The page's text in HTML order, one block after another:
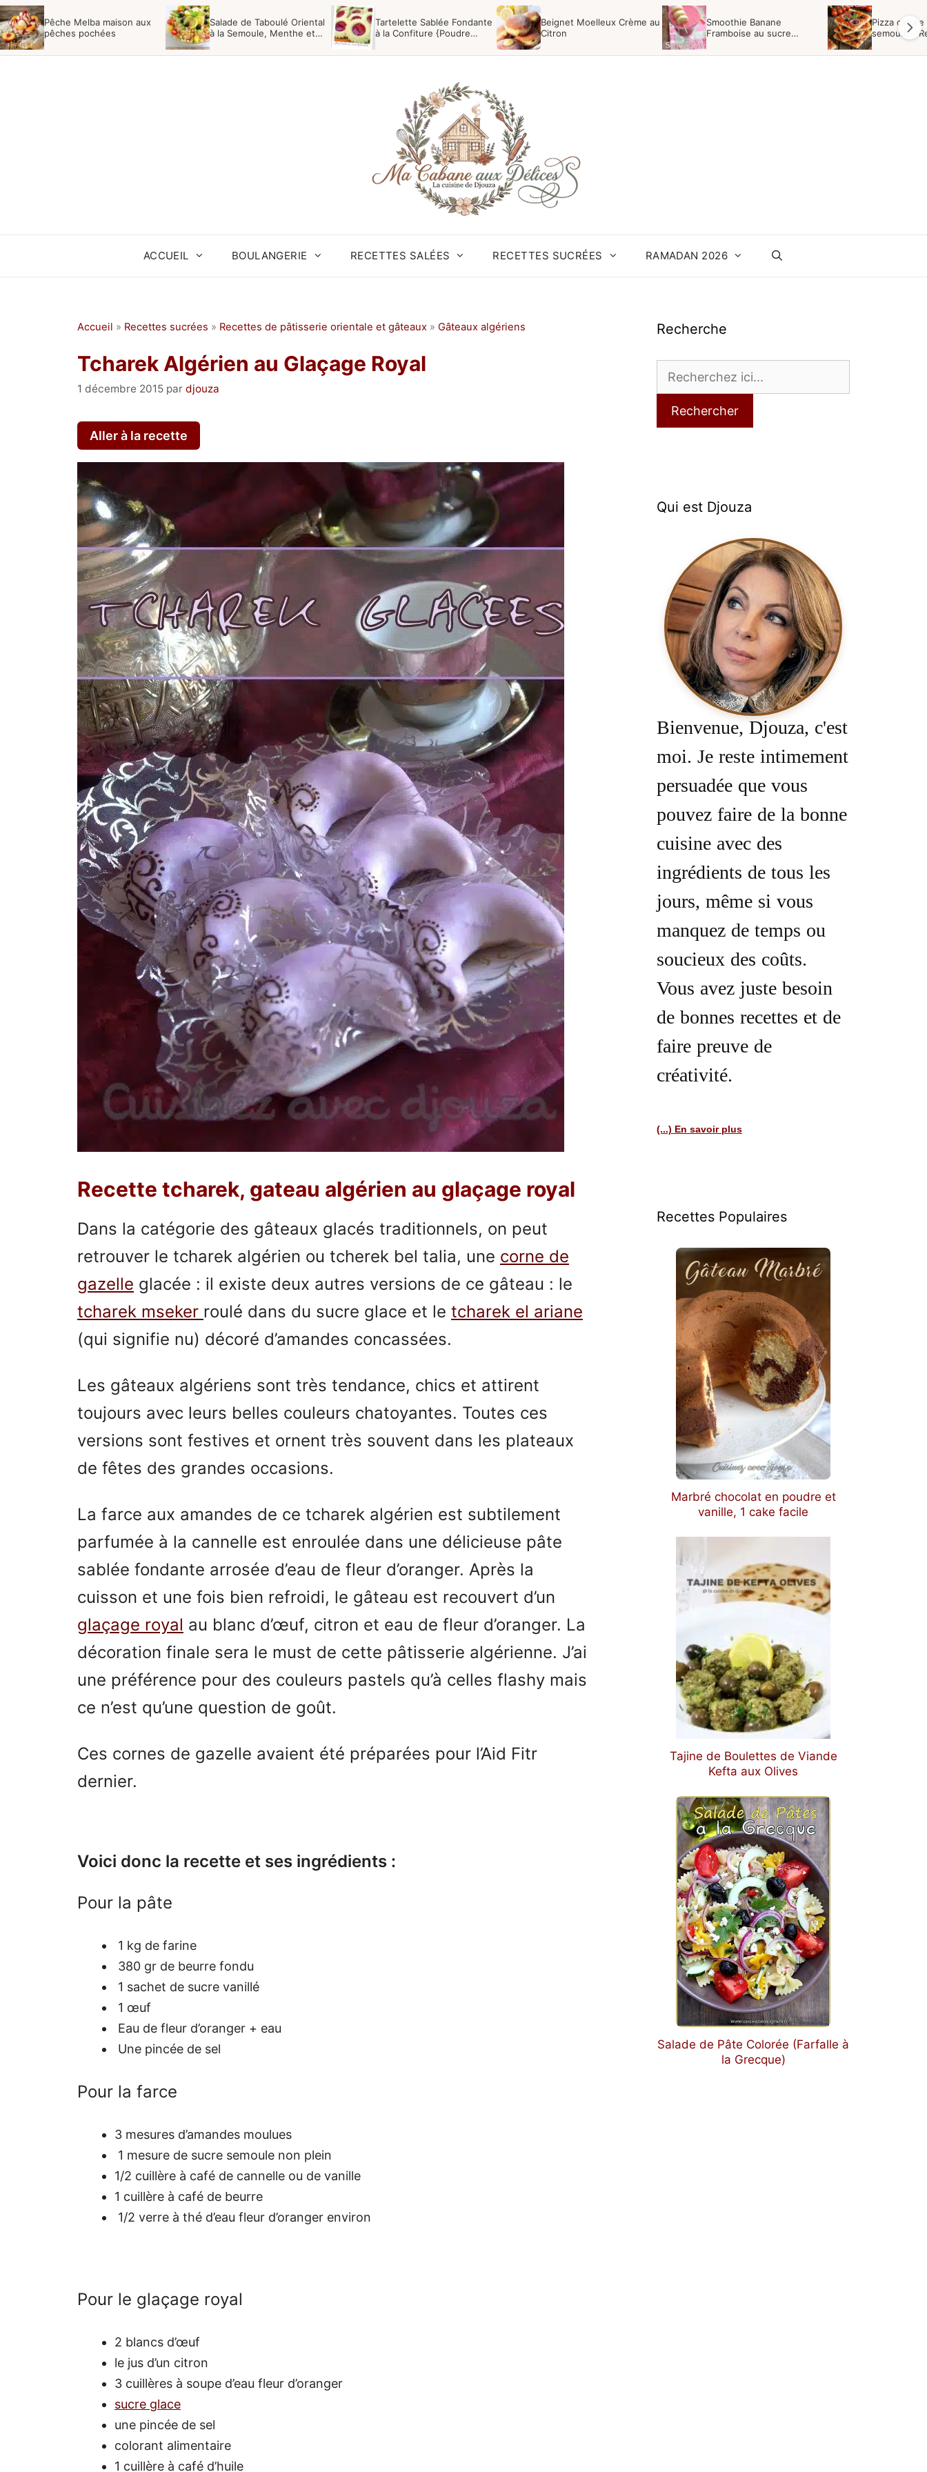
Aller
au
contenu
Pêche Melba maison aux
pêches pochées
Salade de Taboulé Oriental
à la Semoule, Menthe et
Tartelette Sablée Fondante
à la Confiture {Poudre
Beignet Moelleux Crème au
Citron
Smoothie Banane
Framboise au sucre
Pizza
semoule –
ACCUEIL BOULANGERIE RECETTES SALÉES RECETTES SUCRÉES RAMADAN 2026
Accueil » Recettes sucrées » Recettes de pâtisserie orientale et gâteaux » Gâteaux algériens
Tcharek Algérien au Glaçage Royal
1 décembre 2015 par djouza
Aller à la recette
Recette tcharek, gateau algérien au glaçage royal
Dans la catégorie des gâteaux glacés traditionnels, on peut
retrouver le tcharek algérien ou tcherek bel talia, une corne de
gazelle glacée : il existe deux autres versions de ce gâteau : le
tcharek mseker roulé dans du sucre glace et le tcharek el ariane
(qui signifie nu) décoré d’amandes concassées.
Les gâteaux algériens sont très tendance, chics et attirent
toujours avec leurs belles couleurs chatoyantes. Toutes ces
versions sont festives et ornent très souvent dans les plateaux
de fêtes des grandes occasions.
La farce aux amandes de ce tcharek algérien est subtilement
parfumée à la cannelle est enroulée dans une délicieuse pâte
sablée fondante arrosée d’eau de fleur d’oranger. Après la
cuisson et une fois bien refroidi, le gâteau est recouvert d’un
glaçage royal au blanc d’œuf, citron et eau de fleur d’oranger. La
décoration finale sera le must de cette pâtisserie algérienne. J’ai
une préférence pour des couleurs pastels qu’à celles flashy mais
ce n’est qu’une question de goût.
Ces cornes de gazelle avaient été préparées pour l’Aid Fitr
dernier.
Voici donc la recette et ses ingrédients :
Pour la pâte
1 kg de farine
380 gr de beurre fondu
1 sachet de sucre vanillé
1 œuf
Eau de fleur d’oranger + eau
Une pincée de sel
Pour la farce
3 mesures d’amandes moulues
1 mesure de sucre semoule non plein
1/2 cuillère à café de cannelle ou de vanille
1 cuillère à café de beurre
1/2 verre à thé d’eau fleur d’oranger environ
Pour le glaçage royal
2 blancs d’œuf
le jus d’un citron
3 cuillères à soupe d’eau fleur d’oranger
sucre glace
une pincée de sel
colorant alimentaire
1 cuillère à café d’huile
Recherche
Rechercher
Qui est Djouza
Bienvenue, Djouza, c'est
moi. Je reste intimement
persuadée que vous
pouvez faire de la bonne
cuisine avec des
ingrédients de tous les
jours, même si vous
manquez de temps ou
soucieux des coûts.
Vous avez juste besoin
de bonnes recettes et de
faire preuve de
créativité.
(...) En savoir plus
Recettes Populaires
Marbré chocolat en poudre et
vanille, 1 cake facile
Tajine de Boulettes de Viande
Kefta aux Olives
Salade de Pâte Colorée (Farfalle à
la Grecque)